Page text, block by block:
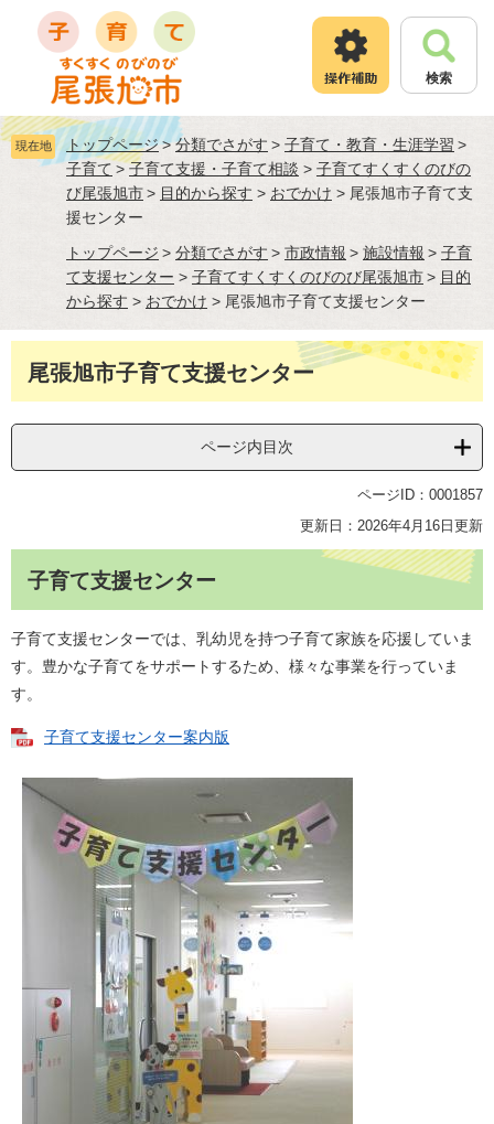
頭
飛
検索
現在地 トップページ>分類でさがす > 子育て・教育・生涯学習 >
子育て >子育て支援・子育て相談 > 子育てすくすくのびの
び尾張旭市> 目的から探す > おでかけ > 尾張旭市子育て支
援センター
トップページ > 分類でさがす > 市政情報 > 施設情報 > 子育
て支援センター > 子育てすくすくのびのび尾張旭市> 目的
から探す > おでかけ > 尾張旭市子育て支援センター
尾張旭市子育て支援センター
ページ内目次
ページID：0001857
更新日：2026年4月16日更新
子育て支援センター
子育て支援センターでは、乳幼児を持つ子育て家族を応援していま
す。豊かな子育てをサポートするため、様々な事業を行っていま
す。
子育て支援センター案内版